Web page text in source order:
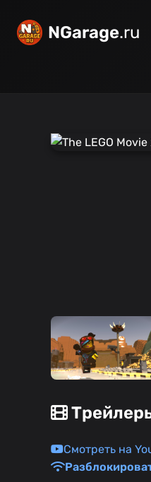
NGarage.ru
Смотреть на